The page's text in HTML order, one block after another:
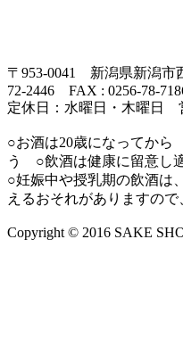
〒953-0041 新潟県新潟市
72-2446 FAX : 0256-78-
定休日：水曜日・木曜日
○お酒は20歳になってか
う ○飲酒は健康に留意し
○妊娠中や授乳期の飲酒は
えるおそれがありますので
Copyright © 2016 SAKE